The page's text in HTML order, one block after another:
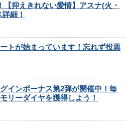
抑えきれない愛情】アスナ(火・
細！
トが始まっています！忘れず投票
インボーナス第2弾が開催中！毎
リーダイヤを獲得しよう！